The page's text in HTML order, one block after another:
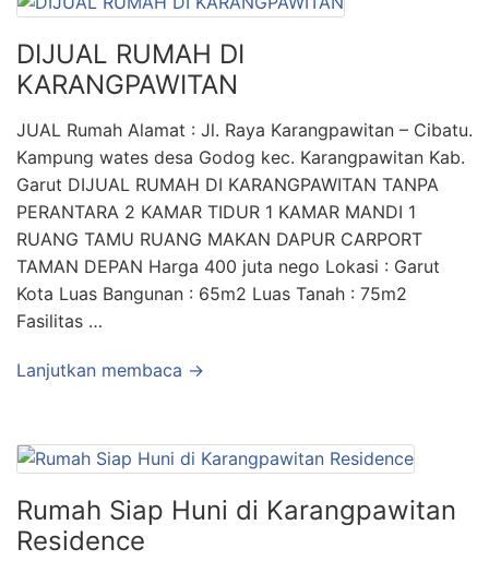
DIJUAL RUMAH DI
KARANGPAWITAN
JUAL Rumah Alamat : Jl. Raya Karangpawitan – Cibatu.
Kampung wates desa Godog kec. Karangpawitan Kab.
Garut DIJUAL RUMAH DI KARANGPAWITAN TANPA
PERANTARA 2 KAMAR TIDUR 1 KAMAR MANDI 1
RUANG TAMU RUANG MAKAN DAPUR CARPORT
TAMAN DEPAN Harga 400 juta nego Lokasi : Garut
Kota Luas Bangunan : 65m2 Luas Tanah : 75m2
Fasilitas …
Lanjutkan membaca →
Rumah Siap Huni di Karangpawitan
Residence